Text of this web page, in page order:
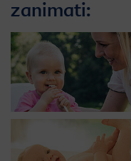
zanimati: